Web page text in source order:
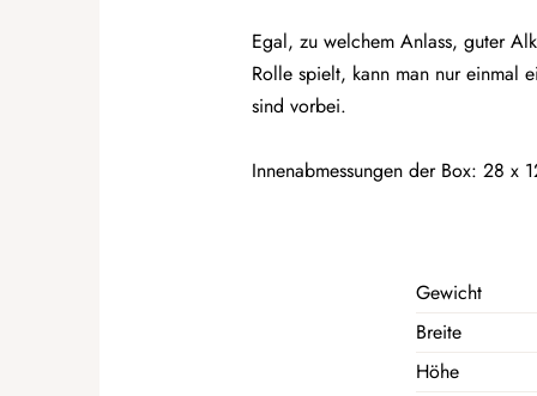
Egal, zu welchem Anlass, guter
Rolle spielt, kann man nur einmal
sind vorbei.
Innenabmessungen der Box: 28 x
Gewicht
Breite
Höhe